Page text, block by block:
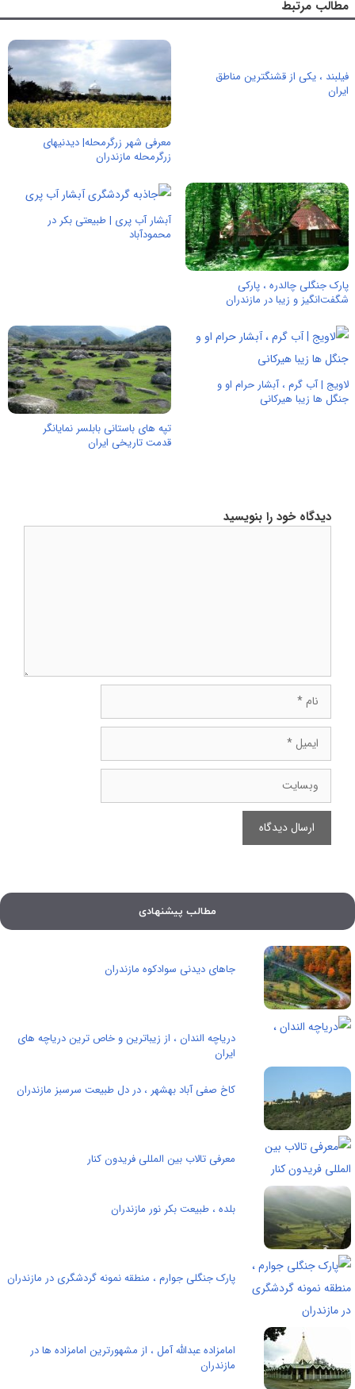
مطالب مرتبط
فیلبند ، یکی از قشنگترین مناطق
ایران
معرفی شهر زرگرمحله| دیدنیهای
زرگرمحله مازندران
پارک جنگلی چالدره ، پارکی
شگفت‌انگیز و زیبا در مازندران
آبشار آب پری | طبیعتی بکر در
محمودآباد
لاویج | آب گرم ، آبشار حرام او و
جنگل ها زیبا هیرکانی
تپه های باستانی بابلسر نمایانگر
قدمت تاریخی ایران
دیدگاه خود را بنویسید
ایمیل
وبسایت
مطالب پیشنهادی
جاهای دیدنی سوادکوه مازندران
دریاچه الندان ، از زیباترین و خاص ترین دریاچه های
ایران
کاخ صفی آباد بهشهر ، در دل طبیعت سرسبز مازندران
معرفی تالاب بین المللی فریدون کنار
بلده ، طبیعت بکر نور مازندران
پارک جنگلی جوارم ، منطقه نمونه گردشگری در مازندران
امامزاده عبدالله آمل ، از مشهورترین امامزاده ها در
مازندران